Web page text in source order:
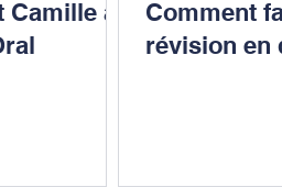
a
Comment
révision en